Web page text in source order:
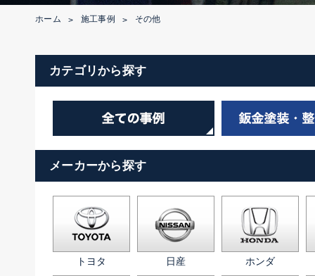
ホーム > 施工事例 > その他
カテゴリから探す
メーカーから探す
トヨタ 日産 ホンダ